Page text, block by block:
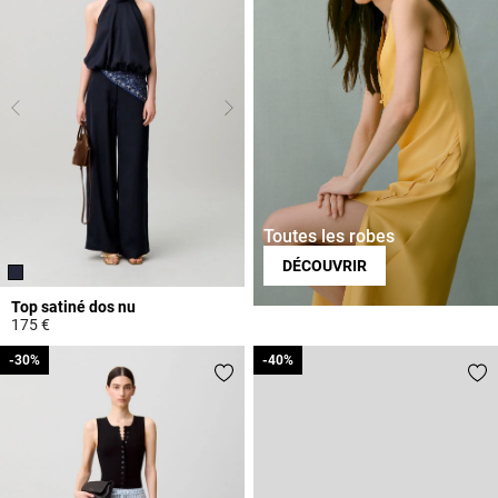
Top satiné dos nu
175 €
Toutes les robes
DÉCOUVRIR
-30%
-30% -40%
-40%